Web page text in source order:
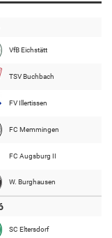
VfB Eichstätt
TSV Buchbach
FV Illertissen
FC Memmingen
FC Augsburg II
W. Burghausen
SC Eltersdorf